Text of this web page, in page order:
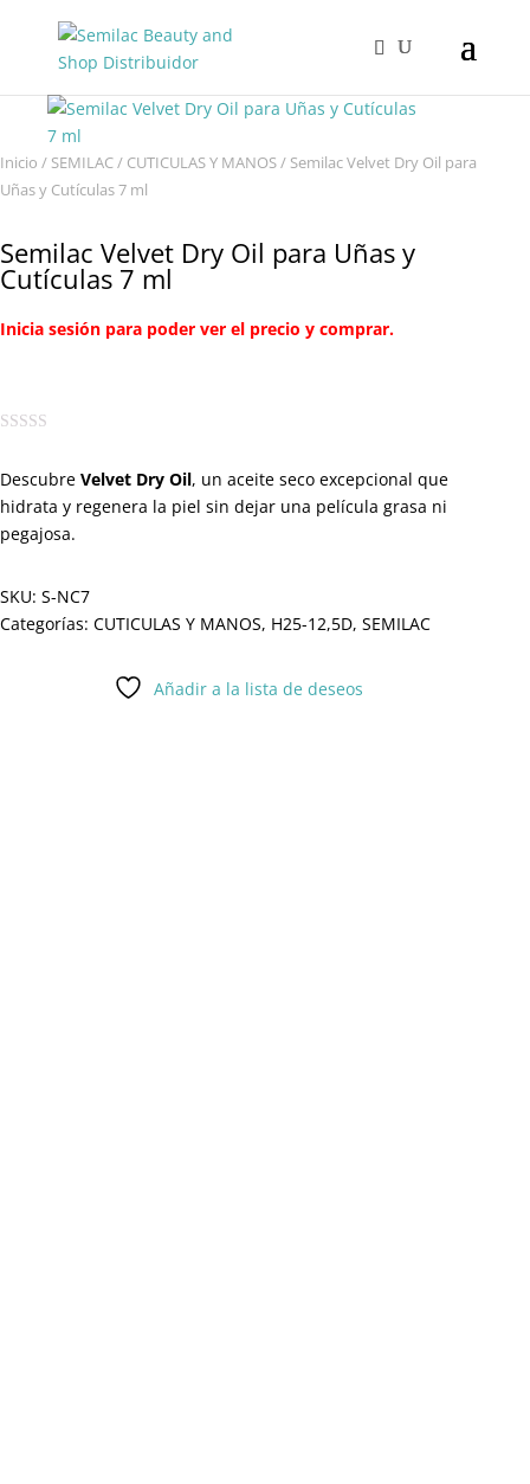
Inicio / SEMILAC/ CUTICULAS Y MANOS/ Semilac Velvet Dry Oil para
Uñas y Cutículas 7 ml
Semilac Velvet Dry Oil para Uñas y
Cutículas 7 ml
Inicia sesión para poder ver el precio y comprar.
Descubre Velvet Dry Oil, un aceite seco excepcional que
hidrata y regenera la piel sin dejar una película grasa ni
pegajosa.
SKU: S-NC7
Categorías: CUTICULAS Y MANOS, H25-12,5D, SEMILAC
Añadir a la lista de deseos